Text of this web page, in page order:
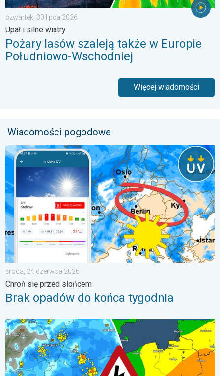
czwartek, 30 lipca 2026
Upał i silne wiatry
Pożary lasów szaleją także w Europie
Południowo-Wschodniej
Więcej wiadomości
Wiadomości pogodowe
Brak opadów do końca tygodnia. Chroń się przed słońcem. .
środa, 24 czerwca 2026
Chroń się przed słońcem
Brak opadów do końca tygodnia
Gwałtowne burze na zwieńczenie upału. Ostrzeżenie